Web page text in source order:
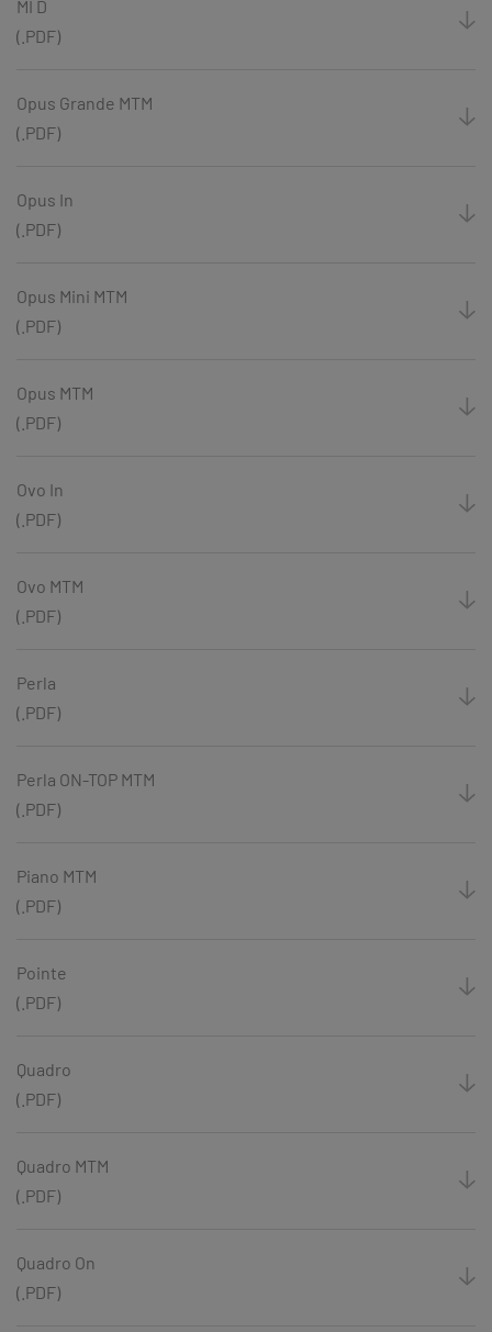
MI D
(.PDF)
Opus Grande MTM
(.PDF)
Opus In
(.PDF)
Opus Mini MTM
(.PDF)
Opus MTM
(.PDF)
Ovo In
(.PDF)
Ovo MTM
(.PDF)
Perla
(.PDF)
Perla ON-TOP MTM
(.PDF)
Piano MTM
(.PDF)
Pointe
(.PDF)
Quadro
(.PDF)
Quadro MTM
(.PDF)
Quadro On
(.PDF)